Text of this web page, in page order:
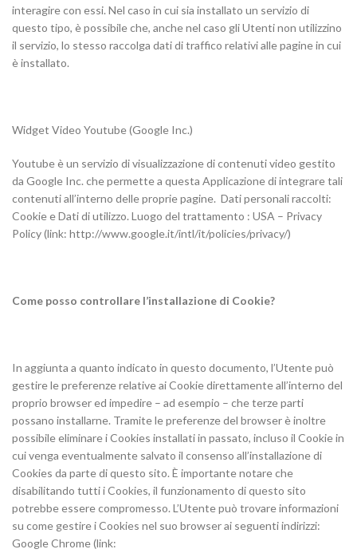
interagire con essi. Nel caso in cui sia installato un servizio di
questo tipo, è possibile che, anche nel caso gli Utenti non utilizzino
il servizio, lo stesso raccolga dati di traffico relativi alle pagine in cui
è installato.
Widget Video Youtube (Google Inc.)
Youtube è un servizio di visualizzazione di contenuti video gestito
da Google Inc. che permette a questa Applicazione di integrare tali
contenuti all’interno delle proprie pagine. Dati personali raccolti:
Cookie e Dati di utilizzo. Luogo del trattamento : USA – Privacy
Policy (link: http://www.google.it/intl/it/policies/privacy/)
Come posso controllare l’installazione di Cookie?
In aggiunta a quanto indicato in questo documento, l’Utente può
gestire le preferenze relative ai Cookie direttamente all’interno del
proprio browser ed impedire – ad esempio – che terze parti
possano installarne. Tramite le preferenze del browser è inoltre
possibile eliminare i Cookies installati in passato, incluso il Cookie in
cui venga eventualmente salvato il consenso all’installazione di
Cookies da parte di questo sito. È importante notare che
disabilitando tutti i Cookies, il funzionamento di questo sito
potrebbe essere compromesso. L’Utente può trovare informazioni
su come gestire i Cookies nel suo browser ai seguenti indirizzi:
Google Chrome (link: